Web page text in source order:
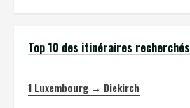
Top 10 des itinéraires recherchés
1 Luxembourg → Diekirch